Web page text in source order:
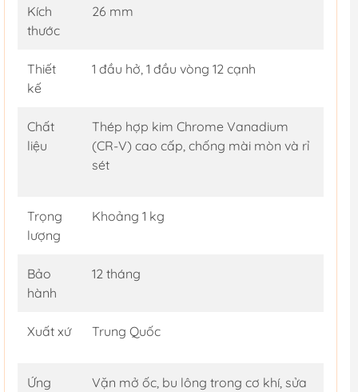
Kích
thước
26 mm
Thiết
kế
1 đầu hở, 1 đầu vòng 12 cạnh
Chất
liệu
Thép hợp kim Chrome Vanadium
(CR-V) cao cấp, chống mài mòn và rỉ
sét
Trọng
lượng
Khoảng 1 kg
Bảo
hành
12 tháng
Xuất xứ Trung Quốc
Ứng
Vặn mở ốc, bu lông trong cơ khí, sửa